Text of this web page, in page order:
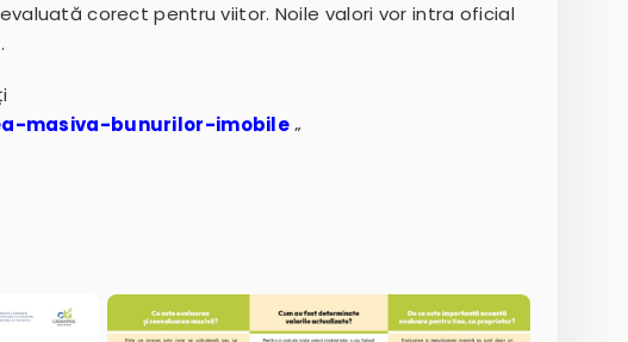
corect pentru viitor. Noile valori vor intra oficial
masiva-bunurilor-imobile ”